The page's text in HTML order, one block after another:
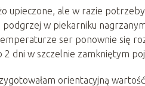
upieczone, ale w razie
w piekarniku
ser ponownie się
dni w szczelnie zamkniętym
orientacyjną